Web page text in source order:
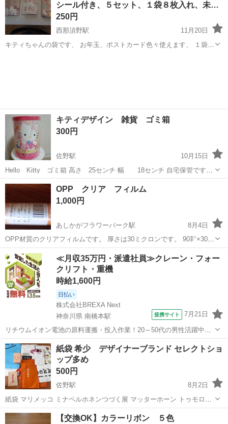
シール付き、５セット、１袋８枚入れ、未…
250円
西那須野駅
11月20日
キティちゃんの袋です、 お年玉、ポストカード色々使えます、 １袋に
キティデザイン 雑貨 ゴミ箱
300円
佐野駅
10月15日
Hello Kitty ゴミ箱 高さ 25センチ 幅 18センチ 自宅保管です
2004年の物で色褪せています。 中古品になりますので気になる方はご
遠慮くださいませ😌 ペットはいません。
栃木 佐野市 佐野駅
OPP クリア フィルム
1,000円
あしかがフラワーパーク駅
8月4日
OPP材質のクリアフィルムです。 厚さは30ミクロンです。 90㌢×30㍍
2本は未開封で、1本は開封して残り少なくなってます。 保管状況が悪
かったため若干よれがあります。 写真ご確認ください。
栃木 足利市 あしかがフラワーパーク駅
≪月収35万円・派遣社員≫クレーン・フォー
クリフト・重機
時給1,600円
日払い
株式会社BREXA Next
神奈川県 南橋本駅
提携サイト 7月21日
リチウムイオン電池の原料運搬・投入作業！20～50代の男性活躍中★
ワンルーム寮完備！赴任旅費会社負担！年間休日130日★フォークリフ
ト免許お持ちの方、活躍中！就業先食堂利用可★《神奈川県相模原
市》 人気の工場のお仕事 ◇電...
神奈川 相模原市 南橋本駅 その他
紙袋 希少 デザイナーブランド セレクトショ
ップ多め
500円
佐野駅
8月2日
紙袋 マリメッコ ミナペルホネンつづく展 マッターホーン トゥモロー
ランド ハイタイド beams 無印良品 チェックアンドストライプ 今はな
いもの、期間限定多いです 他にも色々出品しています おまとめ割しま
栃木 佐野市 佐野駅 ラッピング用品 紙袋
【交換OK】カラーリボン ５色